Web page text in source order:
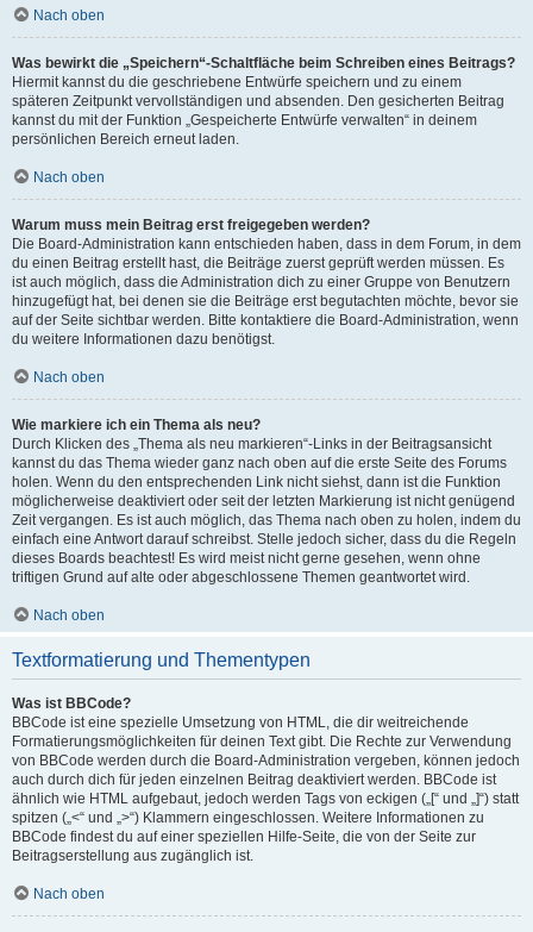
Nach oben
Was bewirkt die „Speichern“-Schaltfläche beim Schreiben eines Beitrags?
Hiermit kannst du die geschriebene Entwürfe speichern und zu einem
späteren Zeitpunkt vervollständigen und absenden. Den gesicherten Beitrag
kannst du mit der Funktion „Gespeicherte Entwürfe verwalten“ in deinem
persönlichen Bereich erneut laden.
Nach oben
Warum muss mein Beitrag erst freigegeben werden?
Die Board-Administration kann entschieden haben, dass in dem Forum, in dem
du einen Beitrag erstellt hast, die Beiträge zuerst geprüft werden müssen. Es
ist auch möglich, dass die Administration dich zu einer Gruppe von Benutzern
hinzugefügt hat, bei denen sie die Beiträge erst begutachten möchte, bevor sie
auf der Seite sichtbar werden. Bitte kontaktiere die Board-Administration, wenn
du weitere Informationen dazu benötigst.
Nach oben
Wie markiere ich ein Thema als neu?
Durch Klicken des „Thema als neu markieren“-Links in der Beitragsansicht
kannst du das Thema wieder ganz nach oben auf die erste Seite des Forums
holen. Wenn du den entsprechenden Link nicht siehst, dann ist die Funktion
möglicherweise deaktiviert oder seit der letzten Markierung ist nicht genügend
Zeit vergangen. Es ist auch möglich, das Thema nach oben zu holen, indem du
einfach eine Antwort darauf schreibst. Stelle jedoch sicher, dass du die Regeln
dieses Boards beachtest! Es wird meist nicht gerne gesehen, wenn ohne
triftigen Grund auf alte oder abgeschlossene Themen geantwortet wird.
Nach oben
Textformatierung und Thementypen
Was ist BBCode?
BBCode ist eine spezielle Umsetzung von HTML, die dir weitreichende
Formatierungsmöglichkeiten für deinen Text gibt. Die Rechte zur Verwendung
von BBCode werden durch die Board-Administration vergeben, können jedoch
auch durch dich für jeden einzelnen Beitrag deaktiviert werden. BBCode ist
ähnlich wie HTML aufgebaut, jedoch werden Tags von eckigen („[“ und „]“) statt
spitzen („<“ und „>“) Klammern eingeschlossen. Weitere Informationen zu
BBCode findest du auf einer speziellen Hilfe-Seite, die von der Seite zur
Beitragserstellung aus zugänglich ist.
Nach oben